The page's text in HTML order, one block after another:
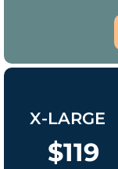
X-LARGE
$119